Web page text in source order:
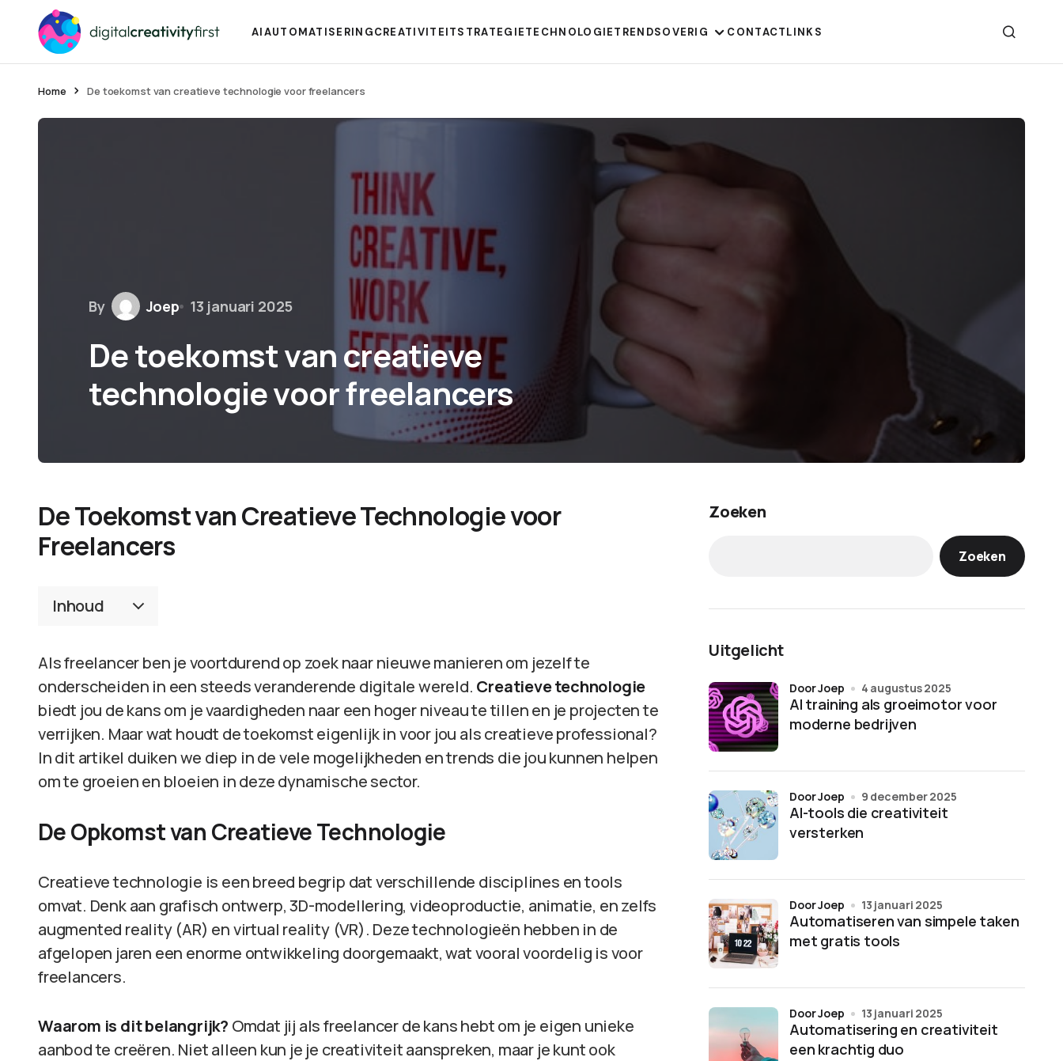
AIAUTOMATISERINGCREATIVITEITSTRATEGIETECHNOLOGIETRENDSOVERIG CONTACTLINKS
Home De toekomst van creatieve technologie voor freelancers
By Joep 13 januari 2025
De toekomst van creatieve
technologie voor freelancers
De Toekomst van Creatieve Technologie voor
Freelancers
Inhoud
Als freelancer ben je voortdurend op zoek naar nieuwe manieren om jezelf te
onderscheiden in een steeds veranderende digitale wereld. Creatieve technologie
biedt jou de kans om je vaardigheden naar een hoger niveau te tillen en je projecten te
verrijken. Maar wat houdt de toekomst eigenlijk in voor jou als creatieve professional?
In dit artikel duiken we diep in de vele mogelijkheden en trends die jou kunnen helpen
om te groeien en bloeien in deze dynamische sector.
De Opkomst van Creatieve Technologie
Creatieve technologie is een breed begrip dat verschillende disciplines en tools
omvat. Denk aan grafisch ontwerp, 3D-modellering, videoproductie, animatie, en zelfs
augmented reality (AR) en virtual reality (VR). Deze technologieën hebben in de
afgelopen jaren een enorme ontwikkeling doorgemaakt, wat vooral voordelig is voor
freelancers.
Waarom is dit belangrijk? Omdat jij als freelancer de kans hebt om je eigen unieke
aanbod te creëren. Niet alleen kun je je creativiteit aanspreken, maar je kunt ook
Zoeken
Zoeken
Uitgelicht
AI training als groeimotor voor
moderne bedrijven
door Joep 4 augustus 2025
AI-tools die creativiteit
versterken
door Joep 9 december 2025
Automatiseren van simpele taken
met gratis tools
door Joep 13 januari 2025
Automatisering en creativiteit
een krachtig duo
door Joep 13 januari 2025